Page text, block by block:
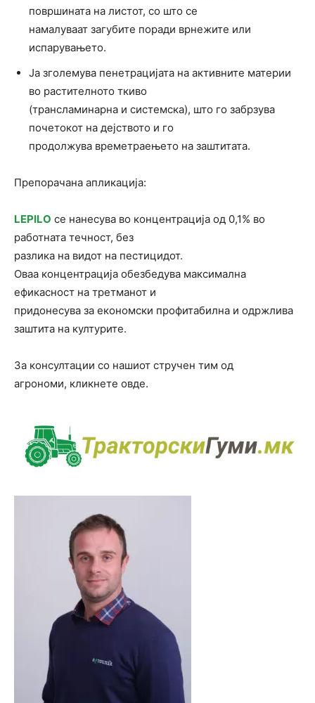
површината на листот, со што се
намалуваат загубите поради врнежите или
испарувањето.
Ја зголемува пенетрацијата на активните материи
во растителното ткиво
(трансламинарна и системска), што го забрзува
почетокот на дејството и го
продолжува времетраењето на заштитата.
Препорачана апликација:
LEPILO се нанесува во концентрација од 0,1% во
работната течност, без
разлика на видот на пестицидот.
Оваа концентрација обезбедува максимална
ефикасност на третманот и
придонесува за економски профитабилна и одржлива
заштита на културите.
За консултации со нашиот стручен тим од
агрономи, кликнете овде.